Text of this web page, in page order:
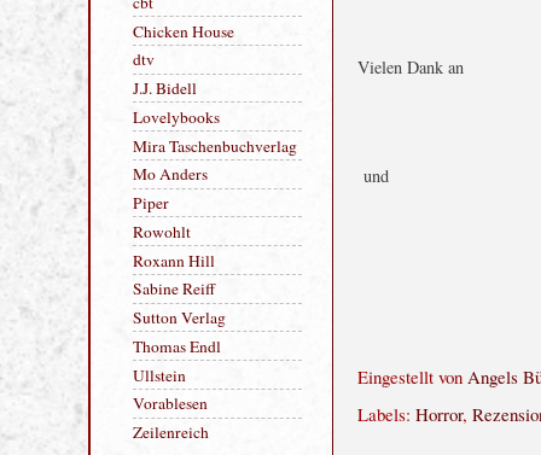
Vielen Dank an
und
Eingestellt von Angels
Labels: Horror,
Carlsen
cbt
Chicken House
dtv
J.J. Bidell
Lovelybooks
Mira Taschenbuchverlag
Mo Anders
Piper
Rowohlt
Roxann Hill
Sabine Reiff
Sutton Verlag
Thomas Endl
Ullstein